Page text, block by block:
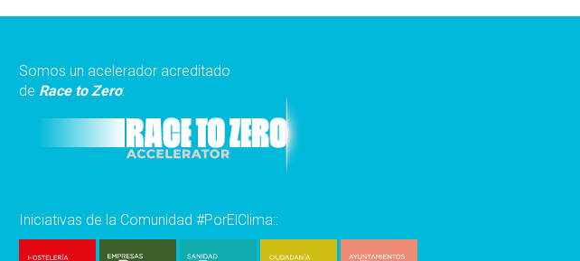
Somos un acelerador acreditado
de Race to Zero:
Iniciativas de la Comunidad #PorElClima::